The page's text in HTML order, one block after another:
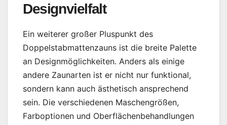
Designvielfalt
Ein weiterer großer Pluspunkt des
Doppelstabmattenzauns ist die breite Palette
an Designmöglichkeiten. Anders als einige
andere Zaunarten ist er nicht nur funktional,
sondern kann auch ästhetisch ansprechend
sein. Die verschiedenen Maschengrößen,
Farboptionen und Oberflächenbehandlungen